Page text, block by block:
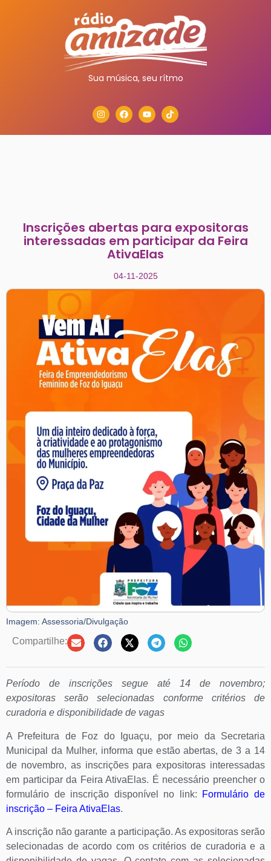
Sua música, seu rítmo
Inscrições abertas para expositoras
interessadas em participar da Feira
AtivaElas
04-11-2025
Imagem: Assessoria/Divulgação
Compartilhe:
Período de inscrições segue até 14 de novembro;
expositoras serão selecionadas conforme critérios de
curadoria e disponibilidade de vagas
A Prefeitura de Foz do Iguaçu, por meio da Secretaria
Municipal da Mulher, informa que estão abertas, de 3 a 14
de novembro, as inscrições para expositoras interessadas
em participar da Feira AtivaElas. É necessário preencher o
formulário de inscrição disponível no link: Formulário de
inscrição – Feira AtivaElas.
A inscrição não garante a participação. As expositoras serão
selecionadas de acordo com os critérios de curadoria e a